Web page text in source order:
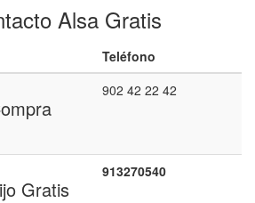
Alsa Gratis
Teléfono
902 42 22 42
Gratis
913270540